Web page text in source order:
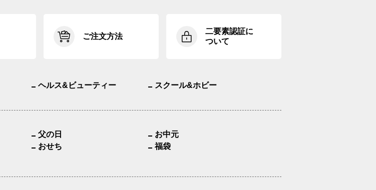
ご注文方法
二要素認証に
ついて
ヘルス&ビューティー スクール&ホビー
父の日
お中元
おせち
福袋